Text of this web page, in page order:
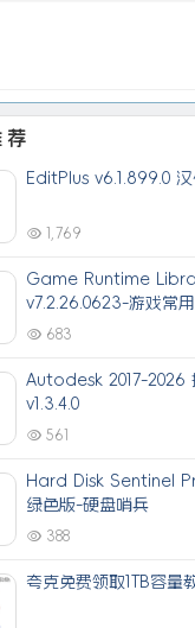
EditPlus v6.1.899.0
1,769
Game Runtime
v7.2.26.0623-游戏常
683
Autodesk 2017-2026
v1.3.4.0
561
Hard Disk Sentinel
绿色版-硬盘哨兵
388
夸克免费领取1TB容量